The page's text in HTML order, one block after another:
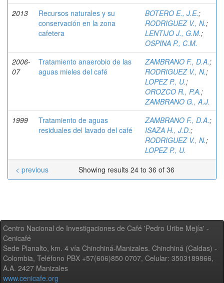
2013
Recursos naturales y su
conservación en la zona
cafetera
BOTERO E., J.E.;
RODRIGUEZ V., N.;
LENTIJO J., G.M.;
OSPINA P., C.M.
2006-
07
Tratamiento anaerobio de las
aguas mieles del café
ZAMBRANO F., D.A.;
RODRIGUEZ V., N.;
LOPEZ P., U.;
OROZCO R., P.A.;
ZAMBRANO G., A.J.
1999
Tratamiento de aguas
residuales del lavado del café
ZAMBRANO F., D.A.;
ISAZA H., J.D.;
RODRIGUEZ V., N.;
LOPEZ P., U.
Showing results 24 to 36 of 36
< previous
Centro Nacional de Investigaciones de Café 'Pedro Uribe Mejía' -
Cenicafé
Sede Planalto, km. 4 vía Chinchiná-Manizales. Chinchiná (Caldas) -
Colombia, Teléfono PBX +57(606)850 0707, Celular: 3503189866,
A.A. 2427 Manizales
www.cenicafe.org